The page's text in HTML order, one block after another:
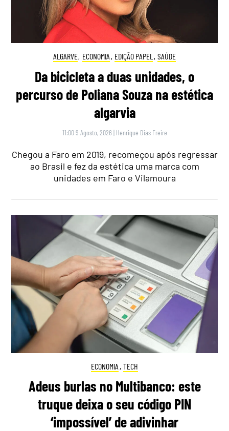
ALGARVE, ECONOMIA , EDIÇÃO PAPEL , SAÚDE
Da bicicleta a duas unidades, o
percurso de Poliana Souza na estética
algarvia
11:00 9 Agosto, 2026 | Henrique Dias Freire
Chegou a Faro em 2019, recomeçou após regressar
ao Brasil e fez da estética uma marca com
unidades em Faro e Vilamoura
ECONOMIA , TECH
Adeus burlas no Multibanco: este
truque deixa o seu código PIN
‘impossível’ de adivinhar